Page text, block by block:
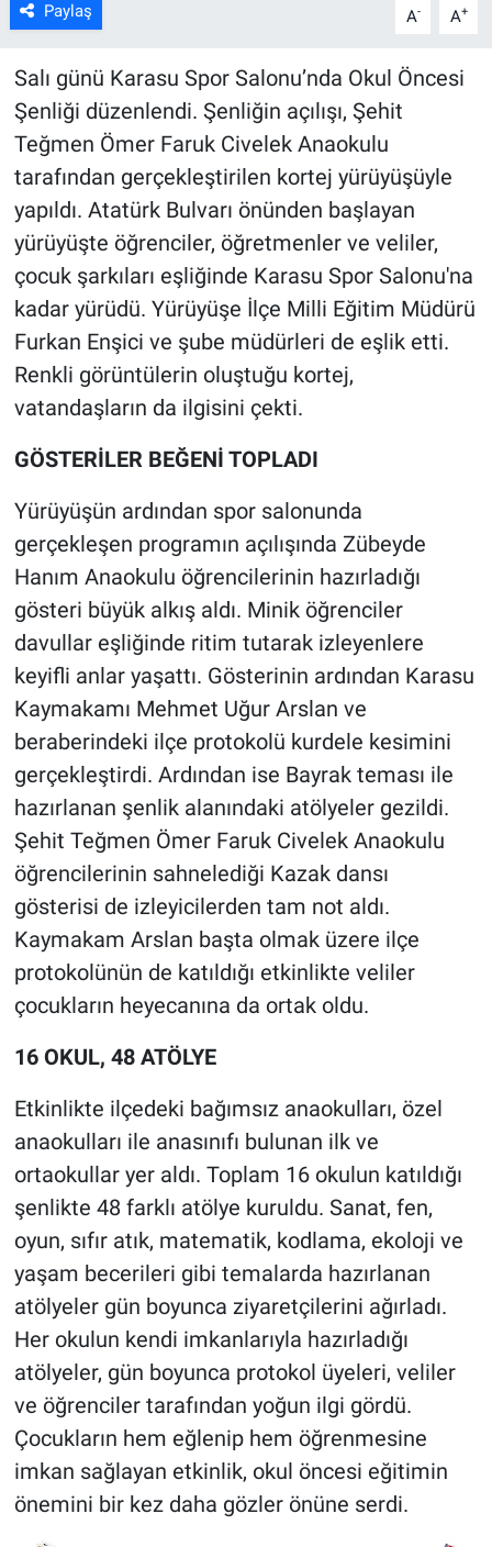
Paylaş A- A+
Salı günü Karasu Spor Salonu’nda Okul Öncesi
Şenliği düzenlendi. Şenliğin açılışı, Şehit
Teğmen Ömer Faruk Civelek Anaokulu
tarafından gerçekleştirilen kortej yürüyüşüyle
yapıldı. Atatürk Bulvarı önünden başlayan
yürüyüşte öğrenciler, öğretmenler ve veliler,
çocuk şarkıları eşliğinde Karasu Spor Salonu'na
kadar yürüdü. Yürüyüşe İlçe Milli Eğitim Müdürü
Furkan Enşici ve şube müdürleri de eşlik etti.
Renkli görüntülerin oluştuğu kortej,
vatandaşların da ilgisini çekti.
GÖSTERİLER BEĞENİ TOPLADI
Yürüyüşün ardından spor salonunda
gerçekleşen programın açılışında Zübeyde
Hanım Anaokulu öğrencilerinin hazırladığı
gösteri büyük alkış aldı. Minik öğrenciler
davullar eşliğinde ritim tutarak izleyenlere
keyifli anlar yaşattı. Gösterinin ardından Karasu
Kaymakamı Mehmet Uğur Arslan ve
beraberindeki ilçe protokolü kurdele kesimini
gerçekleştirdi. Ardından ise Bayrak teması ile
hazırlanan şenlik alanındaki atölyeler gezildi.
Şehit Teğmen Ömer Faruk Civelek Anaokulu
öğrencilerinin sahnelediği Kazak dansı
gösterisi de izleyicilerden tam not aldı.
Kaymakam Arslan başta olmak üzere ilçe
protokolünün de katıldığı etkinlikte veliler
çocukların heyecanına da ortak oldu.
16 OKUL, 48 ATÖLYE
Etkinlikte ilçedeki bağımsız anaokulları, özel
anaokulları ile anasınıfı bulunan ilk ve
ortaokullar yer aldı. Toplam 16 okulun katıldığı
şenlikte 48 farklı atölye kuruldu. Sanat, fen,
oyun, sıfır atık, matematik, kodlama, ekoloji ve
yaşam becerileri gibi temalarda hazırlanan
atölyeler gün boyunca ziyaretçilerini ağırladı.
Her okulun kendi imkanlarıyla hazırladığı
atölyeler, gün boyunca protokol üyeleri, veliler
ve öğrenciler tarafından yoğun ilgi gördü.
Çocukların hem eğlenip hem öğrenmesine
imkan sağlayan etkinlik, okul öncesi eğitimin
önemini bir kez daha gözler önüne serdi.